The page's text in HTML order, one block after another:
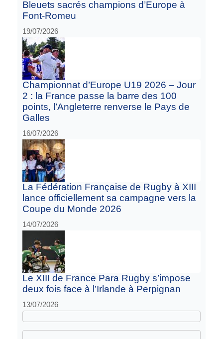
Bleuets sacrés champions d’Europe à
Font-Romeu
19/07/2026
Championnat d’Europe U19 2026 – Jour
2 : la France passe la barre des 100
points, l’Angleterre renverse le Pays de
Galles
16/07/2026
La Fédération Française de Rugby à XIII
lance officiellement sa campagne vers la
Coupe du Monde 2026
14/07/2026
Le XIII de France Para Rugby s’impose
deux fois face à l’Irlande à Perpignan
13/07/2026